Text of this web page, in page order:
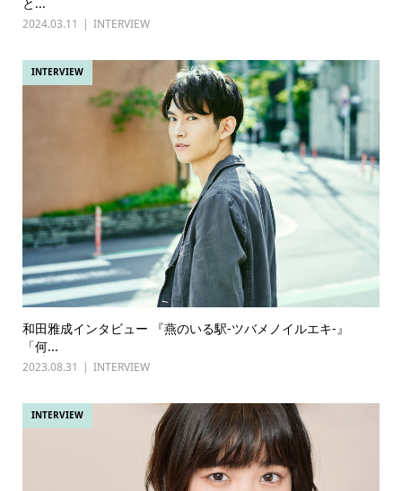
2024.03.11 INTERVIEW
INTERVIEW
和田雅成インタビュー 『燕のいる駅-ツバメノイルエキ-』
「何...
2023.08.31 INTERVIEW
INTERVIEW